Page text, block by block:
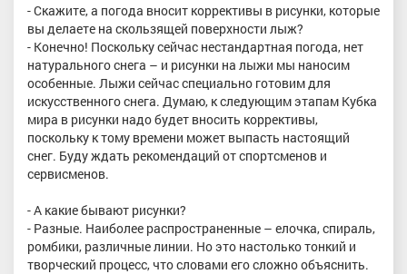
- Скажите, а погода вносит коррективы в рисунки, которые
вы делаете на скользящей поверхности лыж?
- Конечно! Поскольку сейчас нестандартная погода, нет
натурального снега – и рисунки на лыжи мы наносим
особенные. Лыжи сейчас специально готовим для
искусственного снега. Думаю, к следующим этапам Кубка
мира в рисунки надо будет вносить коррективы,
поскольку к тому времени может выпасть настоящий
снег. Буду ждать рекомендаций от спортсменов и
сервисменов.
- А какие бывают рисунки?
- Разные. Наиболее распространенные – елочка, спираль,
ромбики, различные линии. Но это настолько тонкий и
творческий процесс, что словами его сложно объяснить.